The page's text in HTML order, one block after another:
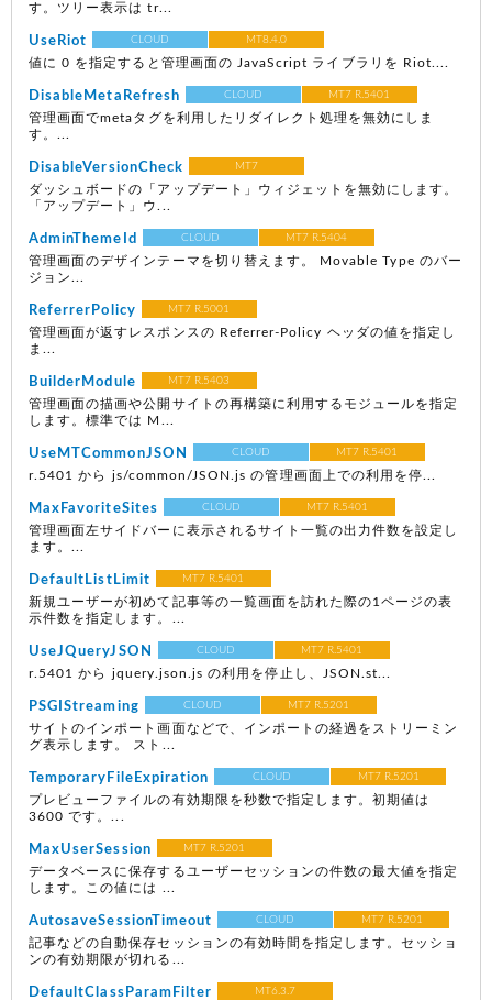
す。ツリー表示は tr...
UseRiot CLOUD MT8.4.0
値に 0 を指定すると管理画面の JavaScript ライブラリを Riot....
DisableMetaRefresh CLOUD MT7 R.5401
管理画面でmetaタグを利用したリダイレクト処理を無効にしま
す。...
DisableVersionCheck MT7
ダッシュボードの「アップデート」ウィジェットを無効にします。
「アップデート」ウ...
AdminThemeId CLOUD MT7 R.5404
管理画面のデザインテーマを切り替えます。 Movable Type のバー
ジョン...
ReferrerPolicy MT7 R.5001
管理画面が返すレスポンスの Referrer-Policy ヘッダの値を指定し
ま...
BuilderModule MT7 R.5403
管理画面の描画や公開サイトの再構築に利用するモジュールを指定
します。標準では M...
UseMTCommonJSON CLOUD MT7 R.5401
r.5401 から js/common/JSON.js の管理画面上での利用を停...
MaxFavoriteSites CLOUD MT7 R.5401
管理画面左サイドバーに表示されるサイト一覧の出力件数を設定し
ます。...
DefaultListLimit MT7 R.5401
新規ユーザーが初めて記事等の一覧画面を訪れた際の1ページの表
示件数を指定します。...
UseJQueryJSON CLOUD MT7 R.5401
r.5401 から jquery.json.js の利用を停止し、JSON.st...
PSGIStreaming CLOUD MT7 R.5201
サイトのインポート画面などで、インポートの経過をストリーミン
グ表示します。 スト...
TemporaryFileExpiration CLOUD MT7 R.5201
プレビューファイルの有効期限を秒数で指定します。初期値は
3600 です。...
MaxUserSession MT7 R.5201
データベースに保存するユーザーセッションの件数の最大値を指定
します。この値には ...
AutosaveSessionTimeout CLOUD MT7 R.5201
記事などの自動保存セッションの有効時間を指定します。セッショ
ンの有効期限が切れる...
DefaultClassParamFilter MT6.3.7